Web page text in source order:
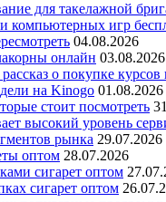
для такелажной
компьютерных игр
04.08.2026
онлайн 03.08.2026
о покупке курсов
на Kinogo 01.08.2026
стоит посмотреть
высокий уровень
рынка 29.07.2026
оптом 28.07.2026
сигарет оптом
сигарет оптом